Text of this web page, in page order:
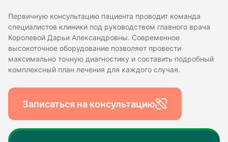
Первичную консультацию пациента проводит команда
специалистов клиники под руководством главного врача
Королевой Дарьи Александровны. Современное
высокоточное оборудование позволяет провести
максимально точную диагностику и составить подробный
комплексный план лечения для каждого случая.
Записаться на консультацию